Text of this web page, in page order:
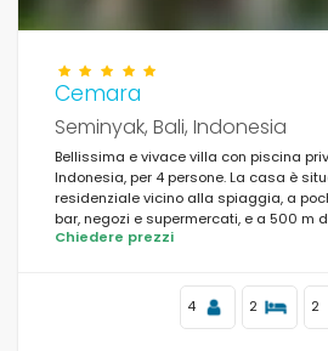
Cemara
Seminyak, Bali, Indonesia
Bellissima e vivace villa con piscina
Indonesia, per 4 persone. La casa è
residenziale vicino alla spiaggia, a
bar, negozi e supermercati, e a 500 m
Gado.
Chiedere prezzi
4 2 2